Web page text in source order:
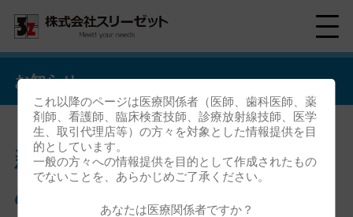
お知らせ
新型コロナウイルス対策のた
めの弊社対応について
これ以降のページは医療関係者（医師、歯科医師、薬
剤師、看護師、臨床検査技師、診療放射線技師、医学
生、取引代理店等）の方々を対象とした情報提供を目
的としています。
一般の方々への情報提供を目的として作成されたもの
でないことを、あらかじめご了承ください。
あなたは医療関係者ですか？